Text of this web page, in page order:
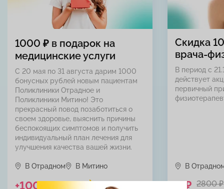
1000 ₽ в подарок на
медицинские услуги
С 20 мая по 31 августа дарим 1000
бонусных рублей новым пациентам
Поликлиники Отрадное и
Поликлиники Митино! Это
прекрасный повод позаботиться о
своем здоровье, выяснить причины
беспокоящих симптомов и получить
индивидуальный план лечения для
улучшения качества вашей жизни.
В Отрадном В Митино
До 31 августа
+1000 ₽
Скидка
врача-
В период с
действует
первичный
В
0 ₽ 2800 ₽